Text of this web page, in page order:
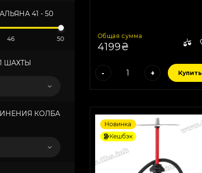
41 - 50
46 50
ШАХТЫ
КОЛБА
Общая сумма
4199₴
- + Купить
Новинка
Кешбэк